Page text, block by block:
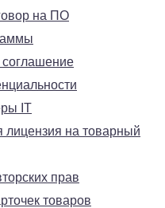
на ПО
соглашение
IT
лицензия на товарный
прав
товаров